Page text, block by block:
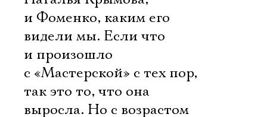
и Фоменко, каким его
видели мы. Если что
и произошло
с «Мастерской» с тех пор,
так это то, что она
выросла. Но с возрастом